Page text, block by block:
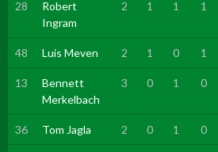
28
Robert
Ingram
2 1 1 1
48 Luis Meven 2 1 0 1
13
Bennett
Merkelbach
3 0 1 0
36 Tom Jagla 2 0 1 0